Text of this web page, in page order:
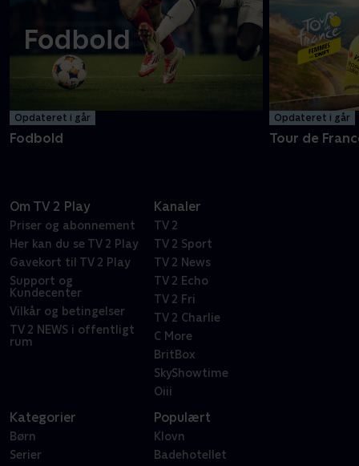
Opdateret i går
Fodbold
Opdateret i går
Tour de
Om TV 2 Play
Priser og abonnement
Her kan du se TV 2 Play
Gavekort til TV 2 Play
Support og
Kundecenter
Vilkår og betingelser
TV 2 NEWS i offentligt
rum
Kanaler
TV 2
TV 2 Sport
TV 2 News
TV 2 Echo
TV 2 Fri
TV 2 Charlie
C More
BritBox
SkyShowtime
Oiii
Kategorier
Børn
Serier
Populært
Klovn
Badehotellet